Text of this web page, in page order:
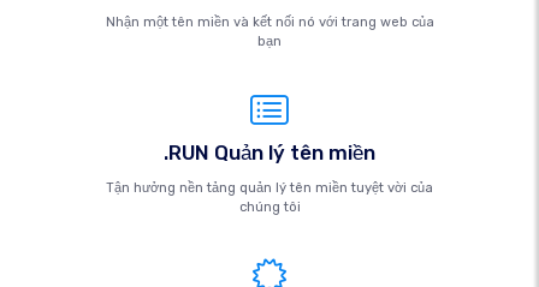
Nhận một tên miền và kết nối nó với trang web của
bạn
.RUN Quản lý tên miền
Tận hưởng nền tảng quản lý tên miền tuyệt vời của
chúng tôi